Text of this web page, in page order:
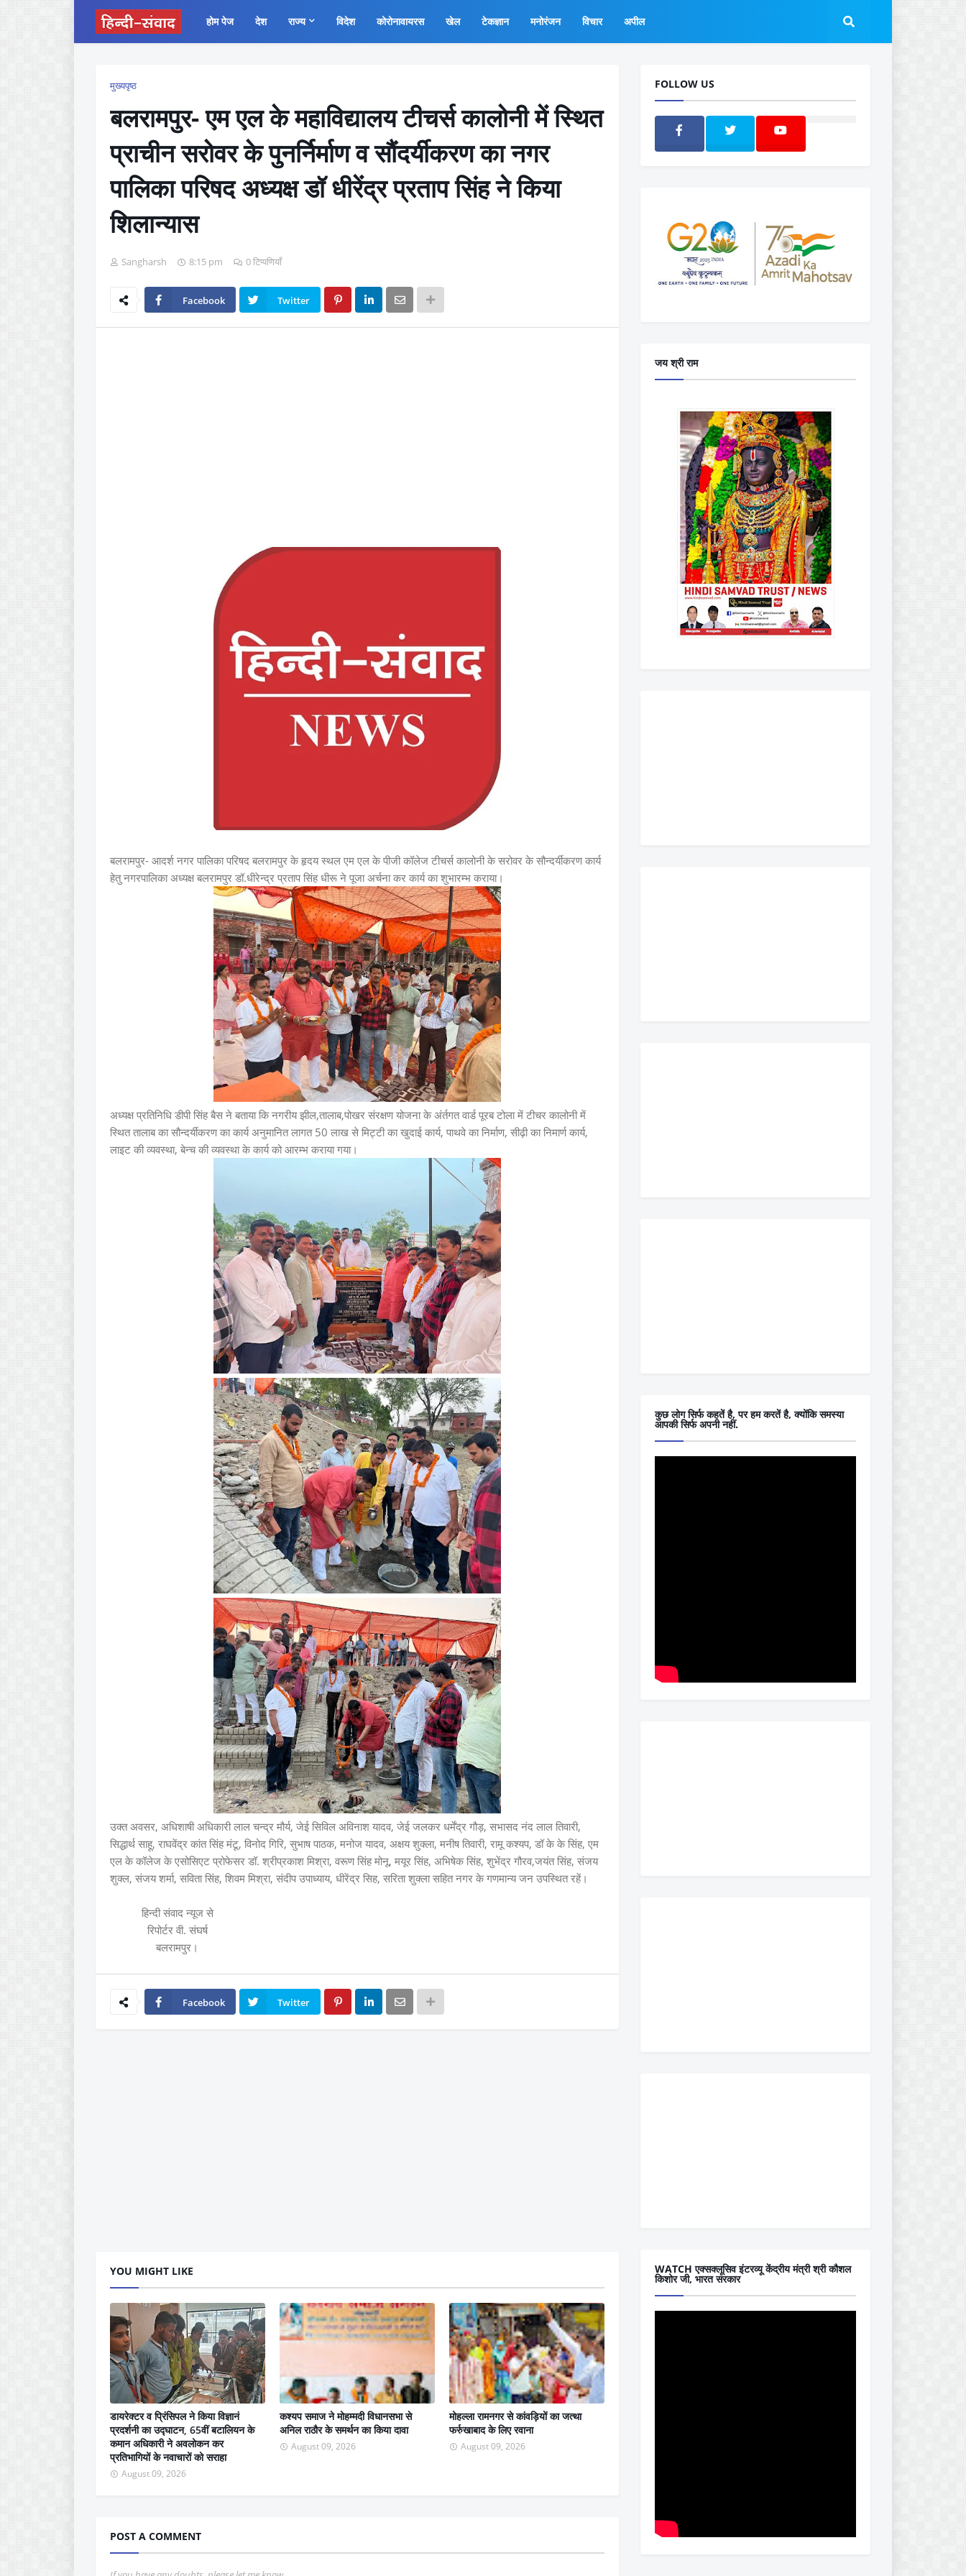
होम पेज देश राज्य विदेश कोरोनावायरस खेल टेकज्ञान मनोरंजन विचार अपील
मुख्यपृष्ठ
बलरामपुर- एम एल के महाविद्यालय टीचर्स कालोनी में स्थित
प्राचीन सरोवर के पुनर्निर्माण व सौंदर्यीकरण का नगर
पालिका परिषद अध्यक्ष डॉ धीरेंद्र प्रताप सिंह ने किया
शिलान्यास
Sangharsh 8:15 pm 0 टिप्पणियाँ
Facebook Twitter
बलरामपुर- आदर्श नगर पालिका परिषद बलरामपुर के हृदय स्थल एम एल के पीजी कॉलेज टीचर्स कालोनी के सरोवर के सौन्दर्यीकरण कार्य
हेतु नगरपालिका अध्यक्ष बलरामपुर डॉ.धीरेन्द्र प्रताप सिंह धीरू ने पूजा अर्चना कर कार्य का शुभारम्भ कराया।
अध्यक्ष प्रतिनिधि डीपी सिंह बैस ने बताया कि नगरीय झील,तालाब,पोखर संरक्षण योजना के अंर्तगत वार्ड पूरब टोला में टीचर कालोनी में
स्थित तालाब का सौन्दर्यीकरण का कार्य अनुमानित लागत 50 लाख से मिट्टी का खुदाई कार्य, पाथवे का निर्माण, सीढ़ी का निमार्ण कार्य,
लाइट की व्यवस्था, बेन्च की व्यवस्था के कार्य को आरम्भ कराया गया।
उक्त अवसर, अधिशाषी अधिकारी लाल चन्द्र मौर्य, जेई सिविल अविनाश यादव, जेई जलकर धर्मेंद्र गौड़, सभासद नंद लाल तिवारी,
सिद्धार्थ साहू, राघवेंद्र कांत सिंह मंटू, विनोद गिरि, सुभाष पाठक, मनोज यादव, अक्षय शुक्ला, मनीष तिवारी, रामू कश्यप, डॉ के के सिंह, एम
एल के कॉलेज के एसोसिएट प्रोफेसर डॉ. श्रीप्रकाश मिश्रा, वरूण सिंह मोनू, मयूर सिंह, अभिषेक सिंह, शुभेंद्र गौरव,जयंत सिंह, संजय
शुक्ल, संजय शर्मा, सविता सिंह, शिवम मिश्रा, संदीप उपाध्याय, धीरेंद्र सिह, सरिता शुक्ला सहित नगर के गणमान्य जन उपस्थित रहें।
हिन्दी संवाद न्यूज से
रिपोर्टर वी. संघर्ष
बलरामपुर।
Facebook Twitter
YOU MIGHT LIKE
डायरेक्टर व प्रिंसिपल ने किया विज्ञानं
प्रदर्शनी का उद्घाटन, 65वीं बटालियन के
कमान अधिकारी ने अवलोकन कर
प्रतिभागियों के नवाचारों को सराहा
August 09, 2026
कश्यप समाज ने मोहम्मदी विधानसभा से
अनिल राठौर के समर्थन का किया दावा
August 09, 2026
मोहल्ला रामनगर से कांवड़ियों का जत्था
फर्रुखाबाद के लिए रवाना
August 09, 2026
POST A COMMENT
FOLLOW US
जय श्री राम
कुछ लोग सिर्फ कहतें है, पर हम करतें है, क्योंकि समस्या
आपकी सिर्फ अपनी नहीं.
WATCH एक्सक्लूसिव इंटरव्यू केंद्रीय मंत्री श्री कौशल
किशोर जी, भारत सरकार